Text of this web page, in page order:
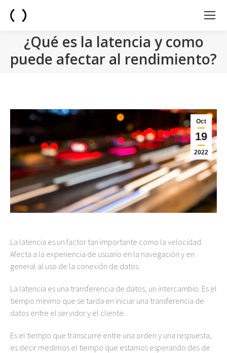
¿Qué es la latencia y como
puede afectar al rendimiento?
Oct
19
2022
La latencia es un factor tan importante como la velocidad.
Afecta a la experiencia de usuario en la navegación y en
general al uso de la conexión de datos.
La latencia es una transferencia de datos, un intercambio. Es el
tiempo mínimo que se tarda en iniciar una transferencia de
datos entre el servidor y el cliente.
Es el tiempo que transcurre entre una orden y una respuesta,
es decir medimos el tiempo que estamos esperando des de